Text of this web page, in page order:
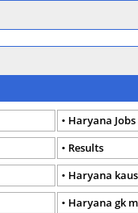
Haryana Jobs
Results
Haryana
Haryana gk